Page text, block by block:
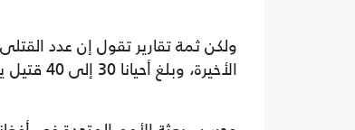
ولكن ثمة تقارير تقول إن عدد
الأخيرة، وبلغ أحيانا 30 إلى 40 قتيل يوميا.